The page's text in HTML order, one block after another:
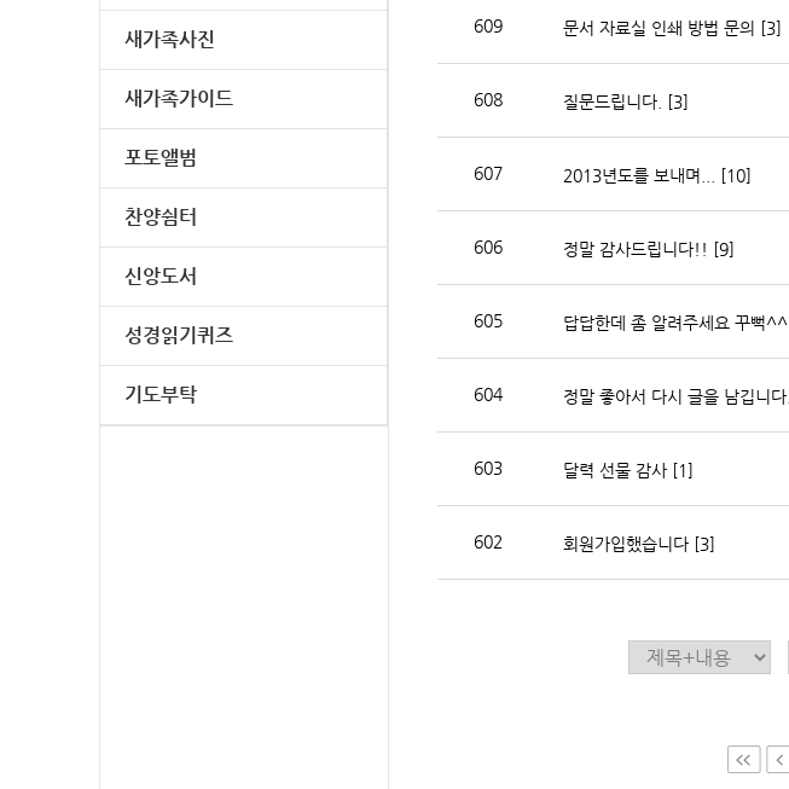
새가족사진
새가족가이드
포토앨범
찬양쉼터
신앙도서
성경읽기퀴즈
기도부탁
609 문서 자료실 인쇄 방법 문의 [3]
608 질문드립니다. [3]
607 2013년도를 보내며... [10]
606 정말 감사드립니다!! [9]
605 답답한데 좀 알려주세요 꾸뻑^^
604 정말 좋아서 다시 글을 남깁니다.
603 달력 선물 감사 [1]
602 회원가입했습니다 [3]